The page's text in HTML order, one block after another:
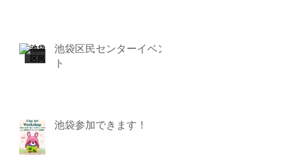
池袋区民センターイベン
ト
池袋参加できます！